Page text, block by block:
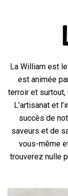
La William est
est animée
terroir et
L’artisanat et
succès de
saveurs et de
vous-même
trouverez nulle